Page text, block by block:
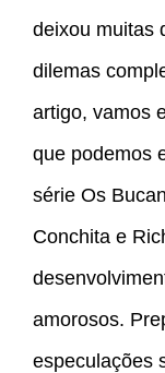
deixou muitas
dilemas
artigo, vamos
que podemos
série Os
Conchita e
amorosos.
especulações